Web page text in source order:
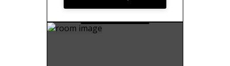
зубной набор ◯ Уборка на
3-й день проживания